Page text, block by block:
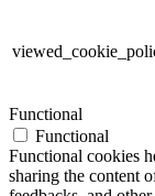
Functional
Functional
Functional cookies
sharing the content